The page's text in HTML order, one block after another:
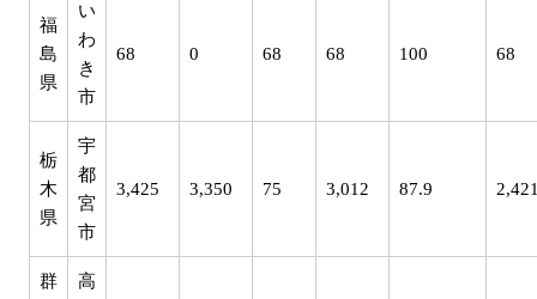
福
島
県
い
わ
き
市
68 0 68 68 100 68
栃
木
県
宇
都
宮
市
3,425 3,350 75 3,012 87.9
群
高